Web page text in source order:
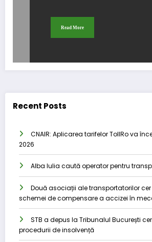
Read More
Recent Posts
CNAIR: Aplicarea tarifelor TollRo va
2026
Alba Iulia caută operator pentru
Două asociații ale transportatorilor
schemei de compensare a accizei în
STB a depus la Tribunalul București
procedurii de insolvență